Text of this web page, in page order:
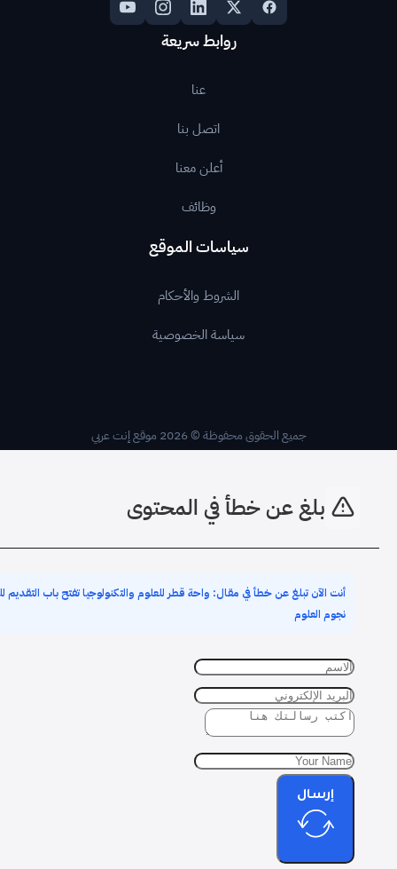
روابط سريعة
عنا
اتصل بنا
أعلن معنا
وظائف
سياسات الموقع
الشروط والأحكام
سياسة الخصوصية
جميع الحقوق محفوظة © 2026 موقع إنت عربي
بلغ عن خطأ في المحتوى
نجوم العلوم
إرسال